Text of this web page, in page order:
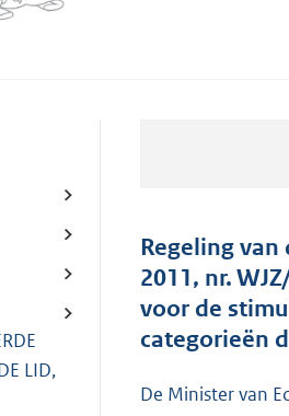
LID,
Regeling
2011, nr.
voor de
categorieën
De Minister van